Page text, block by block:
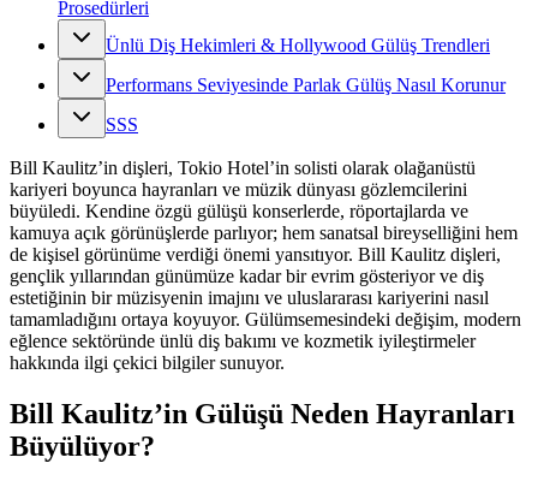
Prosedürleri
Ünlü Diş Hekimleri & Hollywood Gülüş Trendleri
Performans Seviyesinde Parlak Gülüş Nasıl Korunur
SSS
Bill Kaulitz’in dişleri, Tokio Hotel’in solisti olarak olağanüstü
kariyeri boyunca hayranları ve müzik dünyası gözlemcilerini
büyüledi. Kendine özgü gülüşü konserlerde, röportajlarda ve
kamuya açık görünüşlerde parlıyor; hem sanatsal bireyselliğini hem
de kişisel görünüme verdiği önemi yansıtıyor. Bill Kaulitz dişleri,
gençlik yıllarından günümüze kadar bir evrim gösteriyor ve diş
estetiğinin bir müzisyenin imajını ve uluslararası kariyerini nasıl
tamamladığını ortaya koyuyor. Gülümsemesindeki değişim, modern
eğlence sektöründe ünlü diş bakımı ve kozmetik iyileştirmeler
hakkında ilgi çekici bilgiler sunuyor.
Bill Kaulitz’in Gülüşü Neden Hayranları
Büyülüyor?